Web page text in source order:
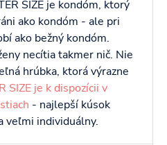
SIZE je kondóm, ktorý
ako kondóm - ale pri
ako bežný kondóm.
necítia takmer nič. Nie
hrúbka, ktorá výrazne
SIZE je k dispozícii v
- najlepší kúsok
veľmi individuálny.